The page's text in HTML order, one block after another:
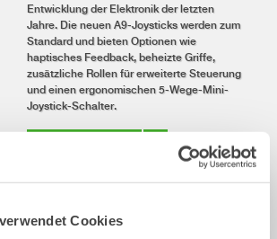
Cookies
Entwicklung der Elektronik der letzten
Jahre. Die neuen A9-Joysticks werden zum
Standard und bieten Optionen wie
haptisches Feedback, beheizte Griffe,
zusätzliche Rollen für erweiterte Steuerung
und einen ergonomischen 5-Wege-Mini-
Joystick-Schalter.
Noch nie war es so einfach, einen Bagger